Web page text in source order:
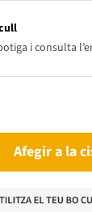
i consulta
Afegir a la